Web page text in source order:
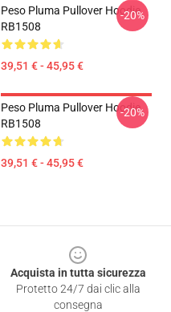
Peso Pluma Pullover Hoodie
RB1508
39,51 € - 45,95 €
-20%
Peso Pluma Pullover Hoodie
RB1508
39,51 € - 45,95 €
-20%
Acquista in tutta sicurezza
Protetto 24/7 dai clic alla
consegna